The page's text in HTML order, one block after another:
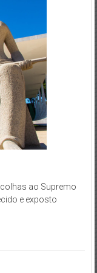
ao Supremo
e exposto